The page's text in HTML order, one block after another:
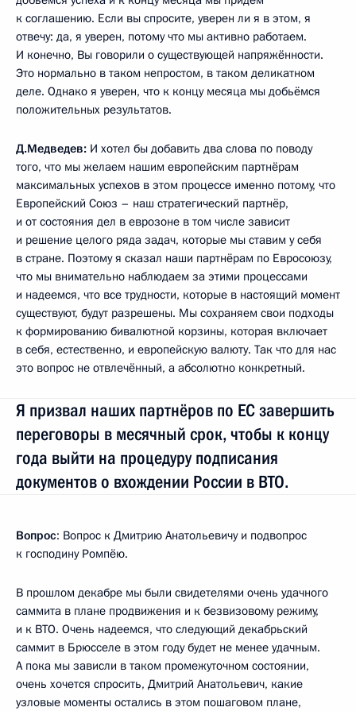
к соглашению. Если вы спросите, уверен ли я в этом, я
отвечу: да, я уверен, потому что мы активно работаем.
И конечно, Вы говорили о существующей напряжённости.
Это нормально в таком непростом, в таком деликатном
деле. Однако я уверен, что к концу месяца мы добьёмся
положительных результатов.
Д.Медведев: И хотел бы добавить два слова по поводу
того, что мы желаем нашим европейским партнёрам
максимальных успехов в этом процессе именно потому, что
Европейский Союз – наш стратегический партнёр,
и от состояния дел в еврозоне в том числе зависит
и решение целого ряда задач, которые мы ставим у себя
в стране. Поэтому я сказал наши партнёрам по Евросоюзу,
что мы внимательно наблюдаем за этими процессами
и надеемся, что все трудности, которые в настоящий момент
существуют, будут разрешены. Мы сохраняем свои подходы
к формированию бивалютной корзины, которая включает
в себя, естественно, и европейскую валюту. Так что для нас
это вопрос не отвлечённый, а абсолютно конкретный.
Я призвал наших партнёров по ЕС завершить
переговоры в месячный срок, чтобы к концу
года выйти на процедуру подписания
документов о вхождении России в ВТО.
Вопрос: Вопрос к Дмитрию Анатольевичу и подвопрос
к господину Ромпёю.
В прошлом декабре мы были свидетелями очень удачного
саммита в плане продвижения и к безвизовому режиму,
и к ВТО. Очень надеемся, что следующий декабрьский
саммит в Брюсселе в этом году будет не менее удачным.
А пока мы зависли в таком промежуточном состоянии,
очень хочется спросить, Дмитрий Анатольевич, какие
узловые моменты остались в этом пошаговом плане,